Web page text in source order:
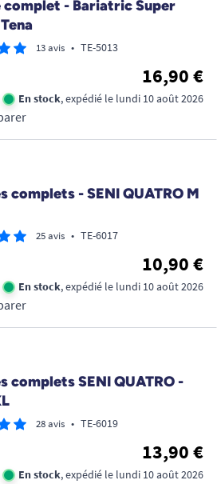
complet - Bariatric Super
13 avis • TE-5013
16,90 €
En stock, expédié le lundi 10 août 2026
complets - SENI QUATRO M
25 avis • TE-6017
10,90 €
En stock, expédié le lundi 10 août 2026
complets SENI QUATRO -
28 avis • TE-6019
13,90 €
En stock, expédié le lundi 10 août 2026